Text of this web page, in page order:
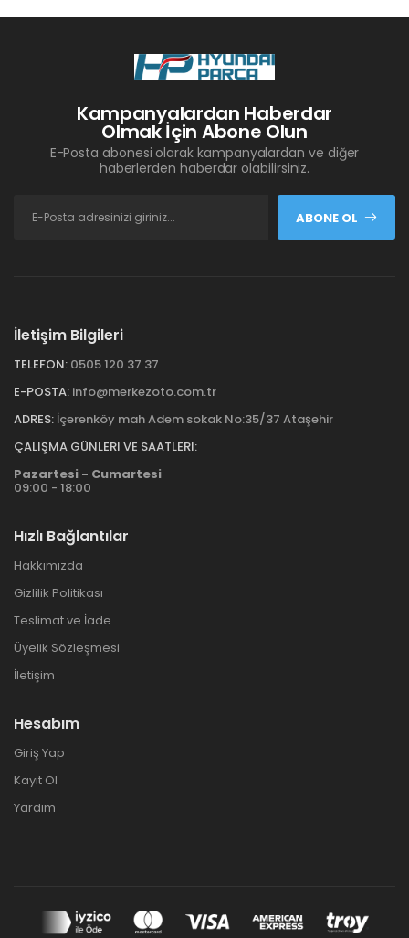
Kampanyalardan Haberdar
Olmak İçin Abone Olun
E-Posta abonesi olarak kampanyalardan ve diğer
haberlerden haberdar olabilirsiniz.
ABONE OL
İletişim Bilgileri
TELEFON: 0505 120 37 37
E-POSTA: info@merkezoto.com.tr
ADRES: İçerenköy mah Adem sokak No:35/37 Ataşehir
ÇALIŞMA GÜNLERI VE SAATLERI:
Pazartesi - Cumartesi
09:00 - 18:00
Hızlı Bağlantılar
Hakkımızda
Gizlilik Politikası
Teslimat ve İade
Üyelik Sözleşmesi
İletişim
Hesabım
Giriş Yap
Kayıt Ol
Yardım